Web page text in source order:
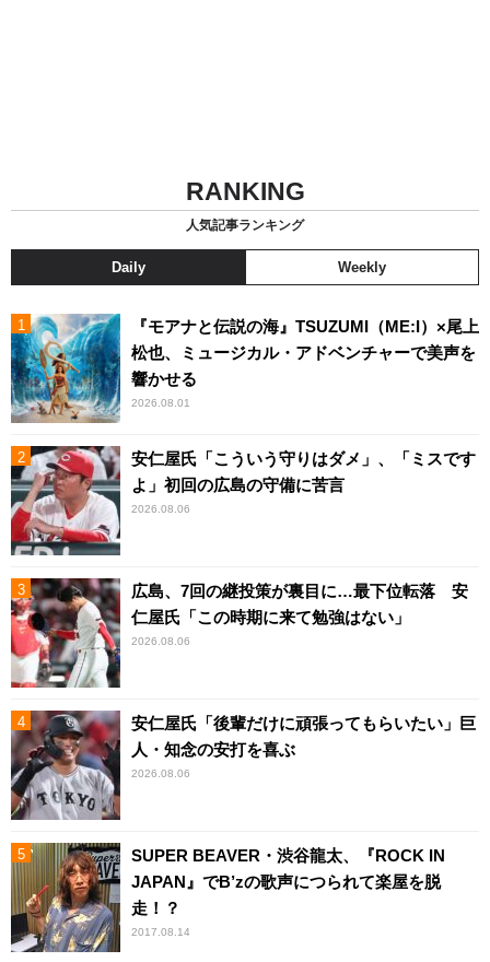
RANKING
人気記事ランキング
Daily Weekly
『モアナと伝説の海』TSUZUMI（ME:I）×尾上
松也、ミュージカル・アドベンチャーで美声を
響かせる
2026.08.01
安仁屋氏「こういう守りはダメ」、「ミスです
よ」初回の広島の守備に苦言
2026.08.06
広島、7回の継投策が裏目に…最下位転落 安
仁屋氏「この時期に来て勉強はない」
2026.08.06
安仁屋氏「後輩だけに頑張ってもらいたい」巨
人・知念の安打を喜ぶ
2026.08.06
SUPER BEAVER・渋谷龍太、『ROCK IN
JAPAN』でB’zの歌声につられて楽屋を脱
走！？
2017.08.14